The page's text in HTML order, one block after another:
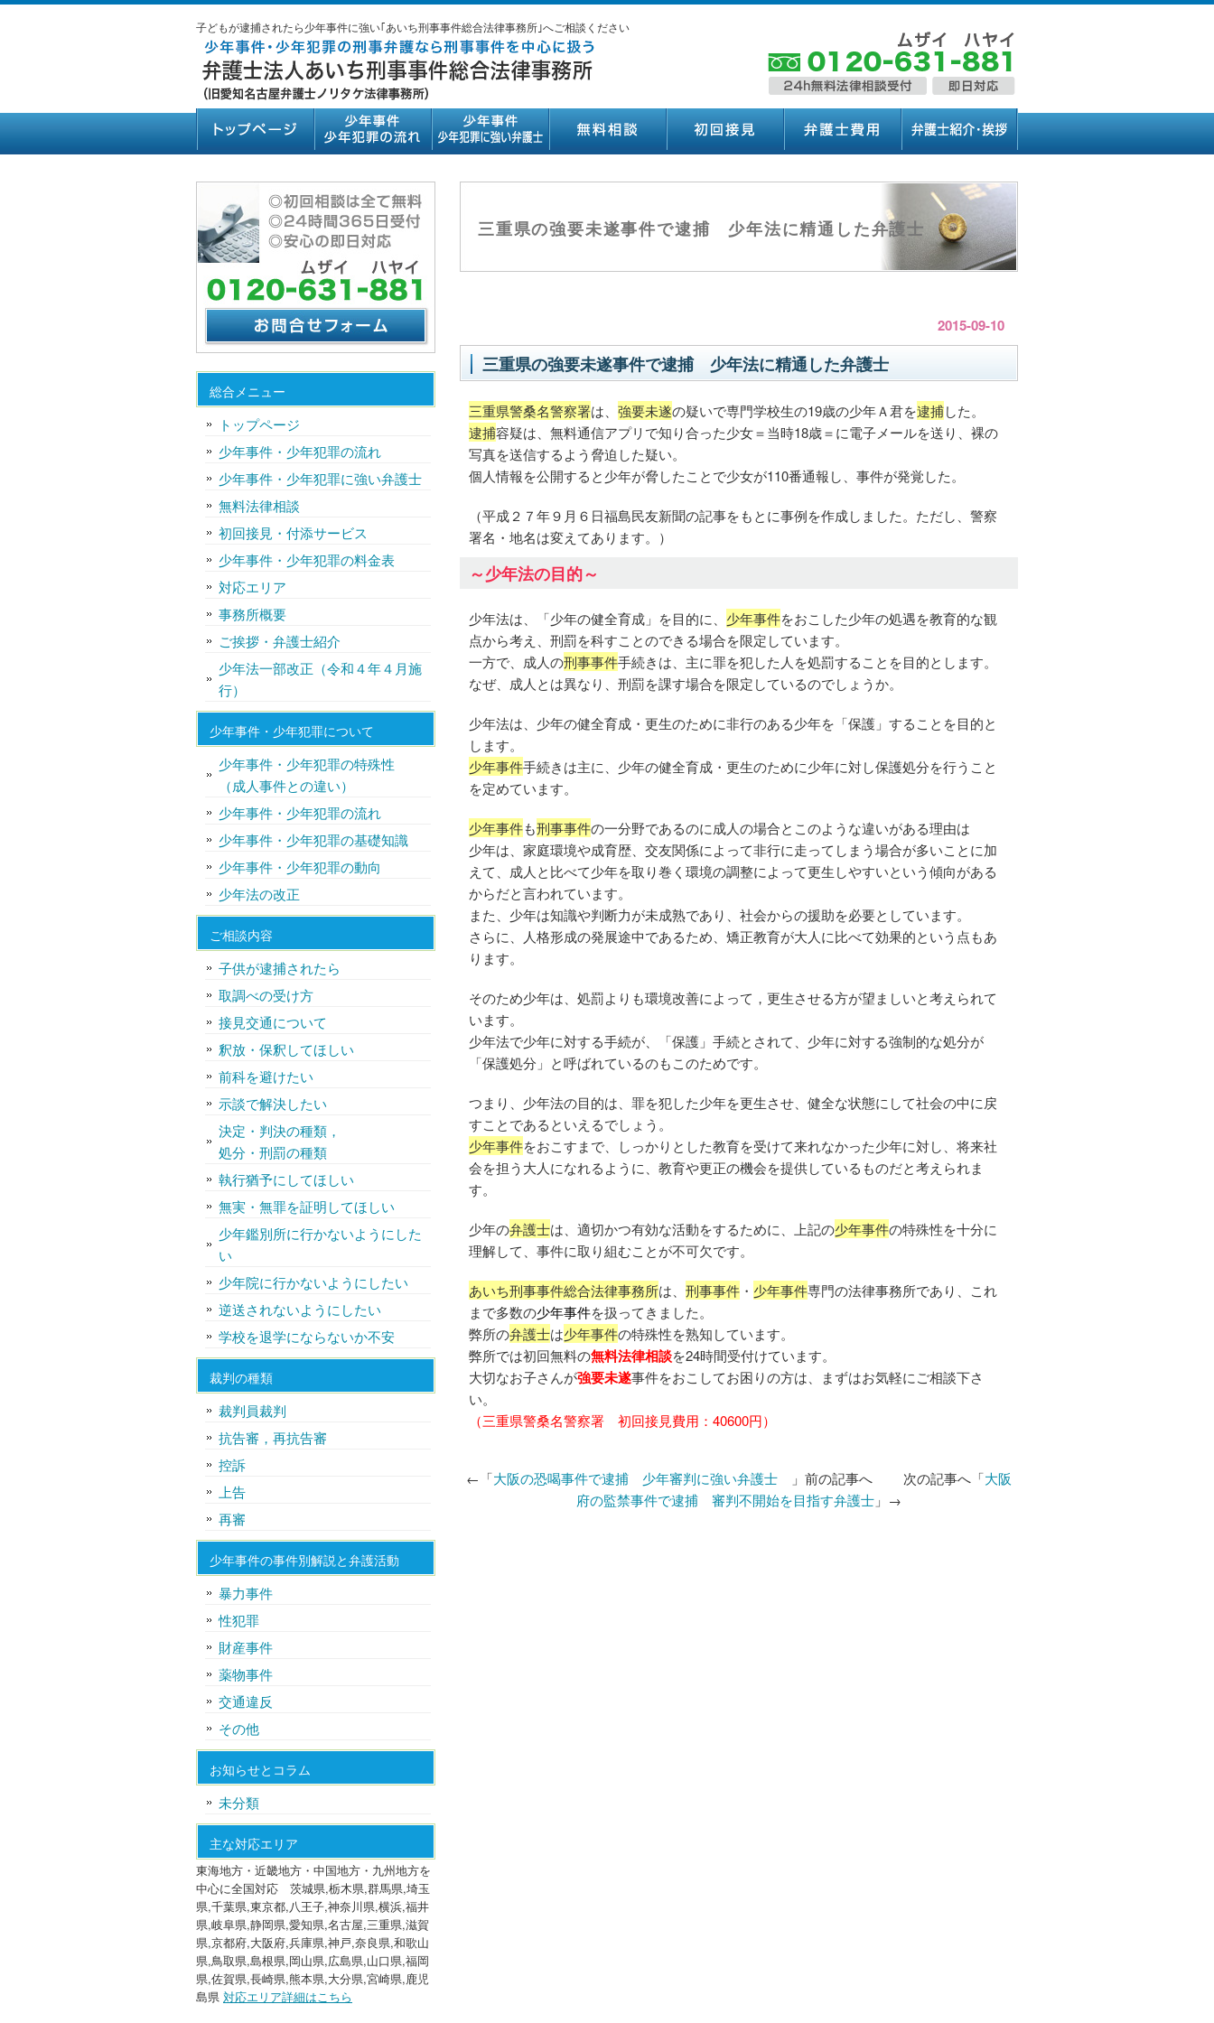
子どもが逮捕されたら少年事件に強い｢あいち刑事事件総合法律事務所｣へご相談ください
三重県の強要未遂事件で逮捕 少年法に精通した弁護士
2015-09-10
三重県の強要未遂事件で逮捕 少年法に精通した弁護士
三重県警桑名警察署は、 強要未遂の疑いで専門学校生の19歳の少年Ａ君を逮捕した。
逮捕容疑は、無料通信アプリで知り合った少女＝当時18歳＝に電子メールを送り、裸の
写真を送信するよう脅迫した疑い。
個人情報を公開すると少年が脅したことで少女が110番通報し、事件が発覚した。
（平成２７年９月６日福島民友新聞の記事をもとに事例を作成しました。ただし、警察
署名・地名は変えてあります。）
～少年法の目的～
少年法は、「少年の健全育成」を目的に、 少年事件をおこした少年の処遇を教育的な観
点から考え、刑罰を科すことのできる場合を限定しています。
一方で、成人の刑事事件手続きは、主に罪を犯した人を処罰することを目的とします。
なぜ、成人とは異なり、刑罰を課す場合を限定しているのでしょうか。
少年法は、少年の健全育成・更生のために非行のある少年を「保護」することを目的と
します。
少年事件手続きは主に、少年の健全育成・更生のために少年に対し保護処分を行うこと
を定めています。
少年事件も刑事事件の一分野であるのに成人の場合とこのような違いがある理由は
少年は、家庭環境や成育歴、交友関係によって非行に走ってしまう場合が多いことに加
えて、成人と比べて少年を取り巻く環境の調整によって更生しやすいという傾向がある
からだと言われています。
また、少年は知識や判断力が未成熟であり、社会からの援助を必要としています。
さらに、人格形成の発展途中であるため、矯正教育が大人に比べて効果的という点もあ
ります。
そのため少年は、処罰よりも環境改善によって，更生させる方が望ましいと考えられて
います。
少年法で少年に対する手続が、「保護」手続とされて、少年に対する強制的な処分が
「保護処分」と呼ばれているのもこのためです。
つまり、少年法の目的は、罪を犯した少年を更生させ、健全な状態にして社会の中に戻
すことであるといえるでしょう。
少年事件をおこすまで、しっかりとした教育を受けて来れなかった少年に対し、将来社
会を担う大人になれるように、教育や更正の機会を提供しているものだと考えられま
す。
少年の弁護士は、適切かつ有効な活動をするために、上記の少年事件の特殊性を十分に
理解して、事件に取り組むことが不可欠です。
あいち刑事事件総合法律事務所は、 刑事事件 ・ 少年事件専門の法律事務所であり、これ
まで多数の少年事件を扱ってきました。
弊所の弁護士は少年事件の特殊性を熟知しています。
弊所では初回無料の無料法律相談を24時間受付けています。
大切なお子さんが強要未遂事件をおこしてお困りの方は、まずはお気軽にご相談下さ
い。
（三重県警桑名警察署 初回接見費用：40600円）
←「大阪の恐喝事件で逮捕 少年審判に強い弁護士 」前の記事へ 次の記事へ「大阪
府の監禁事件で逮捕 審判不開始を目指す弁護士 」→
総合メニュー
トップページ
少年事件・少年犯罪の流れ
少年事件・少年犯罪に強い弁護士
無料法律相談
初回接見・付添サービス
少年事件・少年犯罪の料金表
対応エリア
事務所概要
ご挨拶・弁護士紹介
少年法一部改正（令和４年４月施
行）
少年事件・少年犯罪について
少年事件・少年犯罪の特殊性
（成人事件との違い）
少年事件・少年犯罪の流れ
少年事件・少年犯罪の基礎知識
少年事件・少年犯罪の動向
少年法の改正
ご相談内容
子供が逮捕されたら
取調べの受け方
接見交通について
釈放・保釈してほしい
前科を避けたい
示談で解決したい
決定・判決の種類，
処分・刑罰の種類
執行猶予にしてほしい
無実・無罪を証明してほしい
少年鑑別所に行かないようにした
い
少年院に行かないようにしたい
逆送されないようにしたい
学校を退学にならないか不安
裁判の種類
裁判員裁判
抗告審，再抗告審
控訴
上告
再審
少年事件の事件別解説と弁護活動
暴力事件
性犯罪
財産事件
薬物事件
交通違反
その他
お知らせとコラム
未分類
主な対応エリア
東海地方・近畿地方・中国地方・九州地方を
中心に全国対応 茨城県,栃木県,群馬県,埼玉
県,千葉県,東京都,八王子,神奈川県,横浜,福井
県,岐阜県,静岡県,愛知県,名古屋,三重県,滋賀
県,京都府,大阪府,兵庫県,神戸,奈良県,和歌山
県,鳥取県,島根県,岡山県,広島県,山口県,福岡
県,佐賀県,長崎県,熊本県,大分県,宮崎県,鹿児
島県 対応エリア詳細はこちら